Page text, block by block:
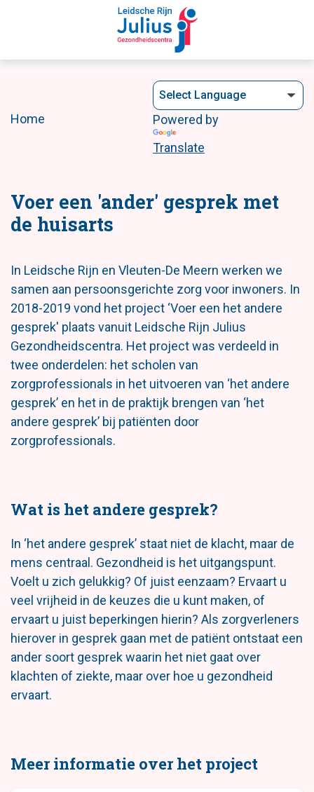
Home
Powered by
Translate
Voer een 'ander' gesprek met
de huisarts
In Leidsche Rijn en Vleuten-De Meern werken we
samen aan persoonsgerichte zorg voor inwoners. In
2018-2019 vond het project ‘Voer een het andere
gesprek' plaats vanuit Leidsche Rijn Julius
Gezondheidscentra. Het project was verdeeld in
twee onderdelen: het scholen van
zorgprofessionals in het uitvoeren van ‘het andere
gesprek’ en het in de praktijk brengen van ‘het
andere gesprek’ bij patiënten door
zorgprofessionals.
Wat is het andere gesprek?
In ‘het andere gesprek’ staat niet de klacht, maar de
mens centraal. Gezondheid is het uitgangspunt.
Voelt u zich gelukkig? Of juist eenzaam? Ervaart u
veel vrijheid in de keuzes die u kunt maken, of
ervaart u juist beperkingen hierin? Als zorgverleners
hierover in gesprek gaan met de patiënt ontstaat een
ander soort gesprek waarin het niet gaat over
klachten of ziekte, maar over hoe u gezondheid
ervaart.
Meer informatie over het project